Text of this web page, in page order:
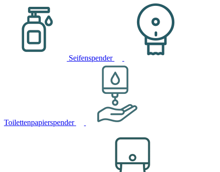
Seifenspender
Toilettenpapierspender